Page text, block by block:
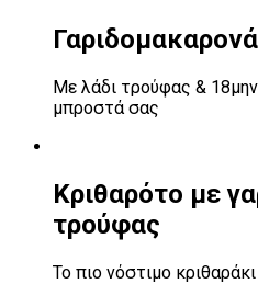
Με λάδι τρούφας &
μπροστά σας
Κριθαρότο με
τρούφας
Το πιο νόστιμο κριθαράκι